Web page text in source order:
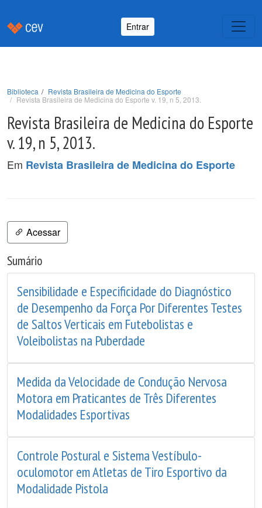
Entrar
Biblioteca
Revista Brasileira de Medicina do Esporte
Revista Brasileira de Medicina do Esporte v. 19, n 5, 2013.
Revista Brasileira de Medicina do Esporte
v. 19, n 5, 2013.
Em Revista Brasileira de Medicina do Esporte
Acessar
Sumário
Sensibilidade e Especificidade do Diagnóstico
de Desempenho da Força Por Diferentes Testes
de Saltos Verticais em Futebolistas e
Voleibolistas na Puberdade
Medida da Velocidade de Condução Nervosa
Motora em Praticantes de Três Diferentes
Modalidades Esportivas
Controle Postural e Sistema Vestíbulo-
oculomotor em Atletas de Tiro Esportivo da
Modalidade Pistola